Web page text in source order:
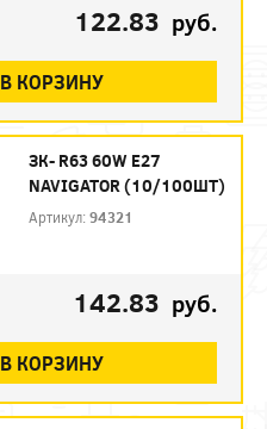
122.83 руб.
В КОРЗИНУ
ЗК- R63 60W E27
NAVIGATOR (10/100ШТ)
Артикул:94321
142.83 руб.
В КОРЗИНУ